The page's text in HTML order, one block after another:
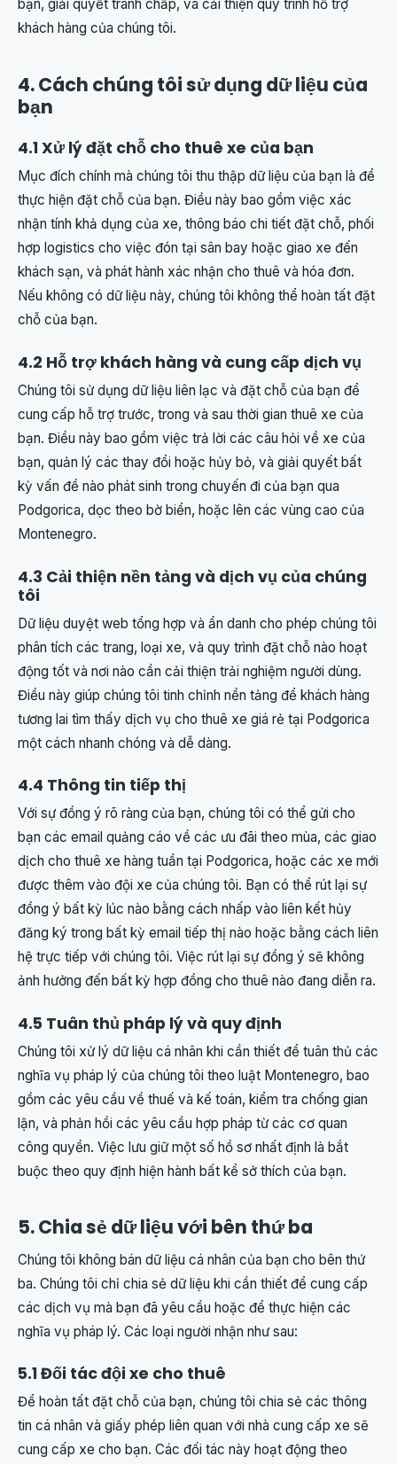
bạn, giải quyết tranh chấp, và cải thiện quy trình hỗ trợ
khách hàng của chúng tôi.
4. Cách chúng tôi sử dụng dữ liệu của
bạn
4.1 Xử lý đặt chỗ cho thuê xe của bạn
Mục đích chính mà chúng tôi thu thập dữ liệu của bạn là để
thực hiện đặt chỗ của bạn. Điều này bao gồm việc xác
nhận tính khả dụng của xe, thông báo chi tiết đặt chỗ, phối
hợp logistics cho việc đón tại sân bay hoặc giao xe đến
khách sạn, và phát hành xác nhận cho thuê và hóa đơn.
Nếu không có dữ liệu này, chúng tôi không thể hoàn tất đặt
chỗ của bạn.
4.2 Hỗ trợ khách hàng và cung cấp dịch vụ
Chúng tôi sử dụng dữ liệu liên lạc và đặt chỗ của bạn để
cung cấp hỗ trợ trước, trong và sau thời gian thuê xe của
bạn. Điều này bao gồm việc trả lời các câu hỏi về xe của
bạn, quản lý các thay đổi hoặc hủy bỏ, và giải quyết bất
kỳ vấn đề nào phát sinh trong chuyến đi của bạn qua
Podgorica, dọc theo bờ biển, hoặc lên các vùng cao của
Montenegro.
4.3 Cải thiện nền tảng và dịch vụ của chúng
tôi
Dữ liệu duyệt web tổng hợp và ẩn danh cho phép chúng tôi
phân tích các trang, loại xe, và quy trình đặt chỗ nào hoạt
động tốt và nơi nào cần cải thiện trải nghiệm người dùng.
Điều này giúp chúng tôi tinh chỉnh nền tảng để khách hàng
tương lai tìm thấy dịch vụ cho thuê xe giá rẻ tại Podgorica
một cách nhanh chóng và dễ dàng.
4.4 Thông tin tiếp thị
Với sự đồng ý rõ ràng của bạn, chúng tôi có thể gửi cho
bạn các email quảng cáo về các ưu đãi theo mùa, các giao
dịch cho thuê xe hàng tuần tại Podgorica, hoặc các xe mới
được thêm vào đội xe của chúng tôi. Bạn có thể rút lại sự
đồng ý bất kỳ lúc nào bằng cách nhấp vào liên kết hủy
đăng ký trong bất kỳ email tiếp thị nào hoặc bằng cách liên
hệ trực tiếp với chúng tôi. Việc rút lại sự đồng ý sẽ không
ảnh hưởng đến bất kỳ hợp đồng cho thuê nào đang diễn ra.
4.5 Tuân thủ pháp lý và quy định
Chúng tôi xử lý dữ liệu cá nhân khi cần thiết để tuân thủ các
nghĩa vụ pháp lý của chúng tôi theo luật Montenegro, bao
gồm các yêu cầu về thuế và kế toán, kiểm tra chống gian
lận, và phản hồi các yêu cầu hợp pháp từ các cơ quan
công quyền. Việc lưu giữ một số hồ sơ nhất định là bắt
buộc theo quy định hiện hành bất kể sở thích của bạn.
5. Chia sẻ dữ liệu với bên thứ ba
Chúng tôi không bán dữ liệu cá nhân của bạn cho bên thứ
ba. Chúng tôi chỉ chia sẻ dữ liệu khi cần thiết để cung cấp
các dịch vụ mà bạn đã yêu cầu hoặc để thực hiện các
nghĩa vụ pháp lý. Các loại người nhận như sau:
5.1 Đối tác đội xe cho thuê
Để hoàn tất đặt chỗ của bạn, chúng tôi chia sẻ các thông
tin cá nhân và giấy phép liên quan với nhà cung cấp xe sẽ
cung cấp xe cho bạn. Các đối tác này hoạt động theo